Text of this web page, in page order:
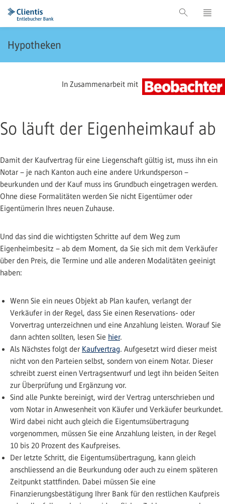
Hypotheken
In Zusammenarbeit mit
So läuft der Eigenheimkauf ab
Damit der Kaufvertrag für eine Liegenschaft gültig ist, muss ihn ein
Notar – je nach Kanton auch eine andere Urkundsperson –
beurkunden und der Kauf muss ins Grundbuch eingetragen werden.
Ohne diese Formalitäten werden Sie nicht Eigentümer oder
Eigentümerin Ihres neuen Zuhause.
Und das sind die wichtigsten Schritte auf dem Weg zum
Eigenheimbesitz – ab dem Moment, da Sie sich mit dem Verkäufer
über den Preis, die Termine und alle anderen Modalitäten geeinigt
haben:
Wenn Sie ein neues Objekt ab Plan kaufen, verlangt der
Verkäufer in der Regel, dass Sie einen Reservations- oder
Vorvertrag unterzeichnen und eine Anzahlung leisten. Worauf Sie
dann achten sollten, lesen Sie hier.
Als Nächstes folgt der Kaufvertrag. Aufgesetzt wird dieser meist
nicht von den Parteien selbst, sondern von einem Notar. Dieser
schreibt zuerst einen Vertragsentwurf und legt ihn beiden Seiten
zur Überprüfung und Ergänzung vor.
Sind alle Punkte bereinigt, wird der Vertrag unterschrieben und
vom Notar in Anwesenheit von Käufer und Verkäufer beurkundet.
Wird dabei nicht auch gleich die Eigentumsübertragung
vorgenommen, müssen Sie eine Anzahlung leisten, in der Regel
10 bis 20 Prozent des Kaufpreises.
Der letzte Schritt, die Eigentumsübertragung, kann gleich
anschliessend an die Beurkundung oder auch zu einem späteren
Zeitpunkt stattfinden. Dabei müssen Sie eine
Finanzierungsbestätigung Ihrer Bank für den restlichen Kaufpreis